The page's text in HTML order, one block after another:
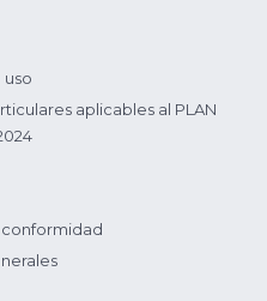
aplicables al PLAN